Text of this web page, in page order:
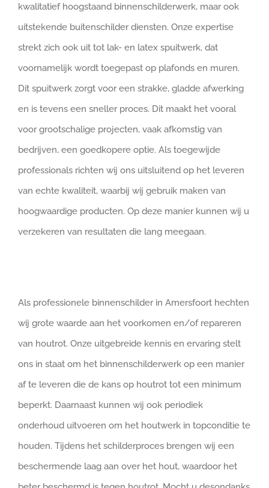
kwalitatief hoogstaand binnenschilderwerk, maar ook
uitstekende buitenschilder diensten. Onze expertise
strekt zich ook uit tot lak- en latex spuitwerk, dat
voornamelijk wordt toegepast op plafonds en muren.
Dit spuitwerk zorgt voor een strakke, gladde afwerking
en is tevens een sneller proces. Dit maakt het vooral
voor grootschalige projecten, vaak afkomstig van
bedrijven, een goedkopere optie. Als toegewijde
professionals richten wij ons uitsluitend op het leveren
van echte kwaliteit, waarbij wij gebruik maken van
hoogwaardige producten. Op deze manier kunnen wij u
verzekeren van resultaten die lang meegaan.
Als professionele binnenschilder in Amersfoort hechten
wij grote waarde aan het voorkomen en/of repareren
van houtrot. Onze uitgebreide kennis en ervaring stelt
ons in staat om het binnenschilderwerk op een manier
af te leveren die de kans op houtrot tot een minimum
beperkt. Daarnaast kunnen wij ook periodiek
onderhoud uitvoeren om het houtwerk in topconditie te
houden. Tijdens het schilderproces brengen wij een
beschermende laag aan over het hout, waardoor het